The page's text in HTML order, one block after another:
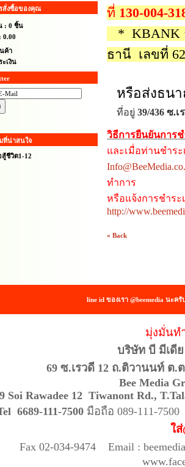
สั่งซื้อของคุณ
: 0 ชิ้น
0.00
ค้า
ะเงิน
ที่น่าสนใจ
ชีวิต1-12
ที่ 130-004-
* KBANK
ธานี เลขที่
หรือส่งธน
ที่อยู่ 39/436 ซ.
วิธีการยืนยันการ
และเมื่อท่านชำระ
ทำการ
หรือแจ้งการชำระ
http://
« Back
line id ของเรา @beemedia นะค
มุ่งมั่นท
บริษัท บี มีเดี
69 ซ.เรวดี 12 ถ.ติวานนท์ ต
Bee Media
Soi Rawadee 12 Tiwanont Rd.,
6689-111-7500 มือถือ 089-111-7500
ใ
Fax 02-034-9474 Email :